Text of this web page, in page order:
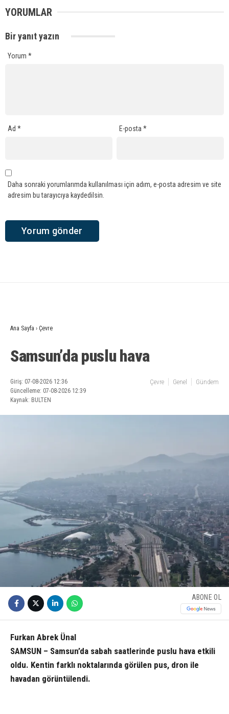
YORUMLAR
Bir yanıt yazın
Yorum *
Ad * E-posta*
Daha sonraki yorumlarımda kullanılması için adım, e-posta adresim ve site
adresim bu tarayıcıya kaydedilsin.
Ana Sayfa › Çevre
Samsun’da puslu hava
Giriş: 07-08-2026 12:36
Güncelleme: 07-08-2026 12:39
Kaynak: BULTEN
Çevre Genel Gündem
ABONE OL
Furkan Abrek Ünal
SAMSUN – Samsun’da sabah saatlerinde puslu hava etkili
oldu. Kentin farklı noktalarında görülen pus, dron ile
havadan görüntülendi.